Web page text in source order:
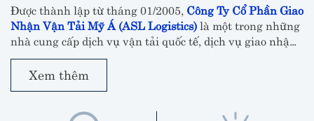
Được thành lập từ tháng 01/2005, Công Ty Cổ Phần Giao
Nhận Vận Tải Mỹ Á (ASL Logistics)là một trong những
nhà cung cấp dịch vụ vận tải quốc tế, dịch vụ giao nhận,
khai thuê hải quan và vận chuyển nội địa hàng đầu tại
Việt Nam.
Xem thêm